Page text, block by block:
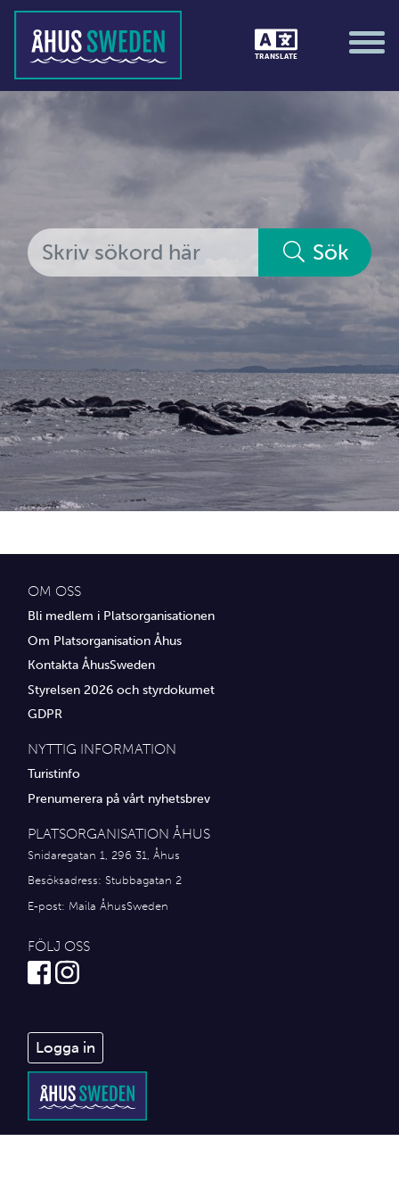
TRANSLATE
Tävlingar &amp; matcher
Alla medlemmar
Ekonomi &amp; juridik
Hantverkare
Hus &amp; hem
Ideella föreningar
Idrottsföreningar
Media
Transport
Övrig service
Sök
OM OSS
Bli medlem i Platsorganisationen
Om Platsorganisation Åhus
Kontakta ÅhusSweden
Styrelsen 2026 och styrdokumet
GDPR
NYTTIG INFORMATION
Turistinfo
Prenumerera på vårt nyhetsbrev
PLATSORGANISATION ÅHUS
Snidaregatan 1, 296 31, Åhus
Besöksadress: Stubbagatan 2
E-post: Maila ÅhusSweden
FÖLJ OSS
Logga in